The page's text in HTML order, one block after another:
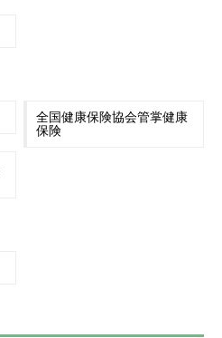
全国健康保険協会管掌健康
保険